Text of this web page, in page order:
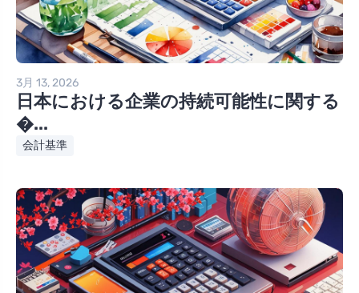
3月 13, 2026
日本における企業の持続可能性に関する
�...
会計基準